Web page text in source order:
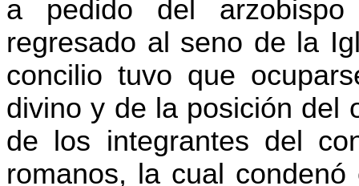
a pedido del
regresado al seno de la
concilio tuvo que
divino y de la posición del
de los integrantes del
romanos, la cual